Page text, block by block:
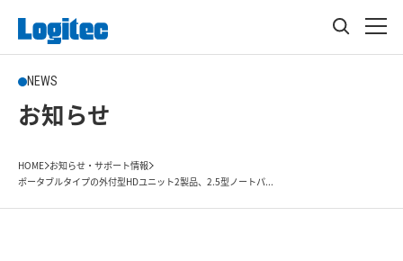
NEWS
お知らせ
HOME お知らせ・サポート情報
ポータブルタイプの外付型HDユニット2製品、2.5型ノートパ...